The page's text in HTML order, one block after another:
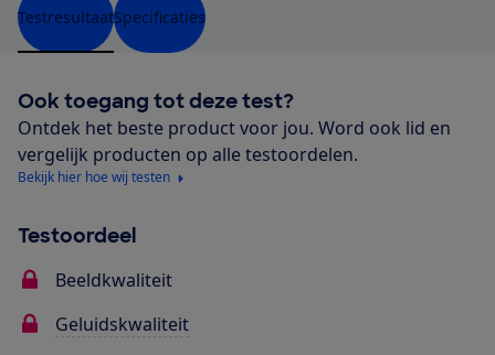
TestresultaatSpecificaties
Ook toegang tot deze test?
Ontdek het beste product voor jou. Word ook lid en
vergelijk producten op alle testoordelen.
Bekijk hier hoe wij testen
Testoordeel
Beeldkwaliteit
Geluidskwaliteit